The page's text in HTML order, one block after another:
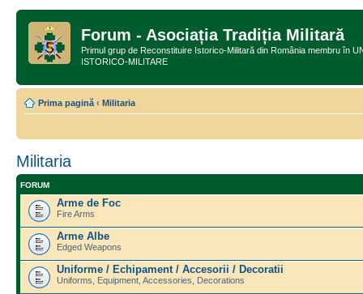
Forum - Asociația Tradiția Militară
Primul grup de Reconstituire Istorico-Militară din România membru în
ISTORICO-MILITARE
Prima pagină ‹ Militaria
Militaria
FORUM
Arme de Foc
Fire Arms
Arme Albe
Edged Weapons
Uniforme / Echipament / Accesorii / Decoratii
Uniforms, Equipment, Accessories, Decorations